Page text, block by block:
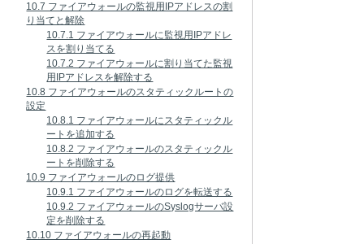
10.7 ファイアウォールの監視用IPアドレスの割
り当てと解除
10.7.1 ファイアウォールに監視用IPアドレ
スを割り当てる
10.7.2 ファイアウォールに割り当てた監視
用IPアドレスを解除する
10.8 ファイアウォールのスタティックルートの
設定
10.8.1 ファイアウォールにスタティックル
ートを追加する
10.8.2 ファイアウォールのスタティックル
ートを削除する
10.9 ファイアウォールのログ提供
10.9.1 ファイアウォールのログを転送する
10.9.2 ファイアウォールのSyslogサーバ設
定を削除する
10.10 ファイアウォールの再起動